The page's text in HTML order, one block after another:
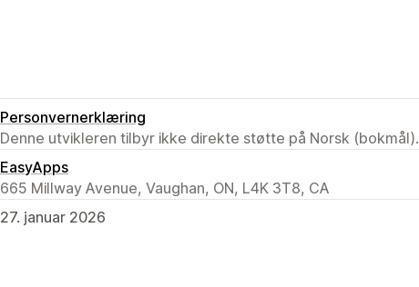
Personvernerklæring
Denne utvikleren tilbyr ikke direkte støtte på Norsk (bokmål).
EasyApps
665 Millway Avenue, Vaughan, ON, L4K 3T8, CA
27. januar 2026